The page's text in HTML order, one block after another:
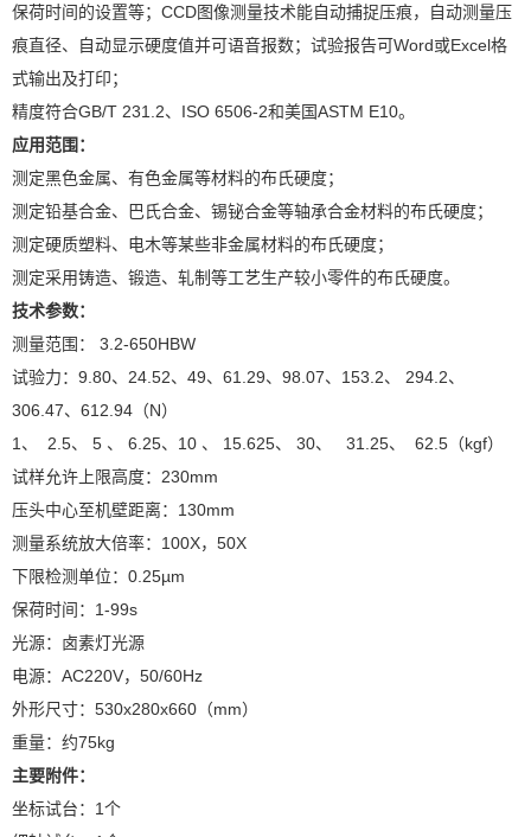
保荷时间的设置等；CCD图像测量技术能自动捕捉压痕，自动测量压
痕直径、自动显示硬度值并可语音报数；试验报告可Word或Excel格
式输出及打印；
精度符合GB/T 231.2、ISO 6506-2和美国ASTM E10。
应用范围：
测定黑色金属、有色金属等材料的布氏硬度；
测定铅基合金、巴氏合金、锡铋合金等轴承合金材料的布氏硬度；
测定硬质塑料、电木等某些非金属材料的布氏硬度；
测定采用铸造、锻造、轧制等工艺生产较小零件的布氏硬度。
技术参数：
测量范围： 3.2-650HBW
试验力：9.80、24.52、49、61.29、98.07、153.2、 294.2、
306.47、612.94（N）
1、 2.5、 5 、 6.25、10 、 15.625、 30、 31.25、 62.5（kgf）
试样允许上限高度：230mm
压头中心至机壁距离：130mm
测量系统放大倍率：100X，50X
下限检测单位：0.25µm
保荷时间：1-99s
光源：卤素灯光源
电源：AC220V，50/60Hz
外形尺寸：530x280x660（mm）
重量：约75kg
主要附件：
坐标试台：1个